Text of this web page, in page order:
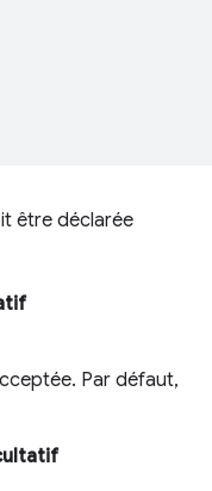
être déclarée
Par défaut,